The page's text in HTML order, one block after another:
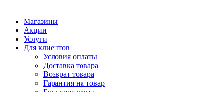
Магазины
Акции
Услуги
Для клиентов
Условия оплаты
Доставка товара
Возврат товара
Гарантия на товар